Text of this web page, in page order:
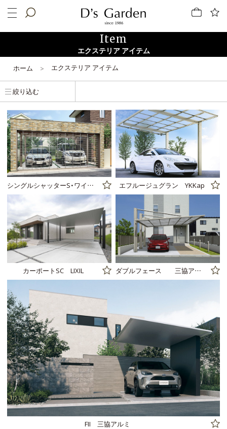
Item
エクステリア アイテム
ホーム エクステリア アイテム
絞り込む
シングルシャッターS・ワイドシャッターS LIXIL エフルージュグラン YKKap
カーポートSC LIXIL ダブルフェース 三協アルミ
FII 三協アルミ